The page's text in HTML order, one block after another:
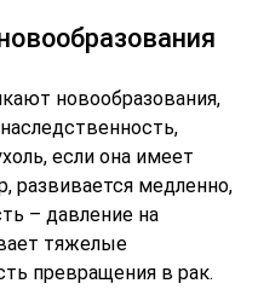
новообразования,
если она имеет
развивается медленно,
– давление на
тяжелые
превращения в рак.